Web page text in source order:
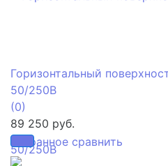
избранное сравнить
Горизонтальный
50/250B
(0)
89 250 руб.